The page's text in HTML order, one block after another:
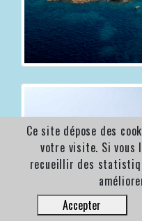
Ce site dépose des
votre visite. Si vous
recueillir des
Accepter